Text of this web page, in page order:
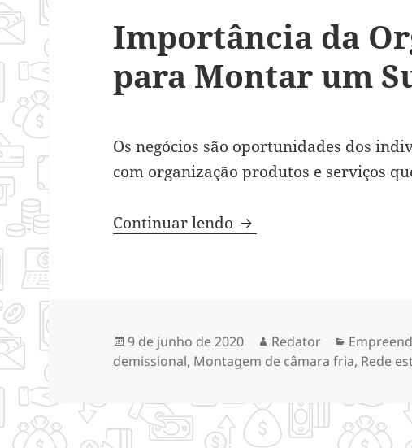
Importância da
para Montar um
Os negócios são oportunidades dos
com organização produtos e serviços
Continuar lendo Importância da
Publicado
em
9 de junho de 2020 Autor
Redator
demissional, Montagem de câmara fria, Rede